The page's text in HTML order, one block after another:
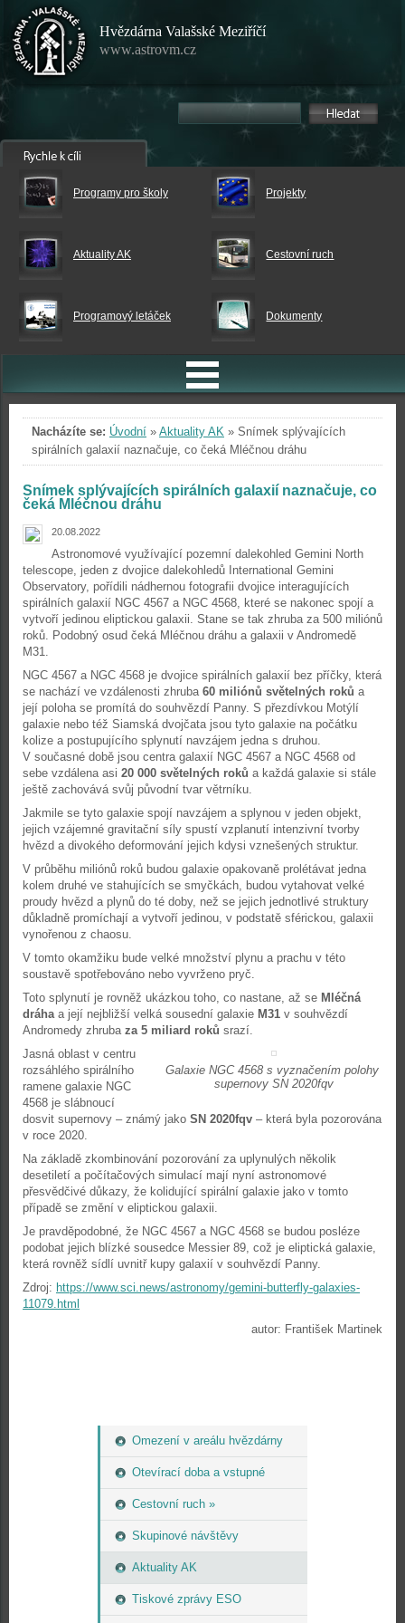
Hvězdárna Valašské Meziříčí
www.astrovm.cz
Programy pro školy Projekty
Aktuality AK Cestovní ruch
Programový letáček Dokumenty
Omezení v areálu hvězdárny
Otevírací doba a vstupné
Cestovní ruch »
Skupinové návštěvy
Aktuality AK
Tiskové zprávy ESO
Nacházíte se: Úvodní » Aktuality AK » Snímek splývajících
spirálních galaxií naznačuje, co čeká Mléčnou dráhu
Snímek splývajících spirálních galaxií naznačuje, co
čeká Mléčnou dráhu
20.08.2022
Astronomové využívající pozemní dalekohled Gemini North
telescope, jeden z dvojice dalekohledů International Gemini
Observatory, pořídili nádhernou fotografii dvojice interagujících
spirálních galaxií NGC 4567 a NGC 4568, které se nakonec spojí a
vytvoří jedinou eliptickou galaxii. Stane se tak zhruba za 500 miliónů
roků. Podobný osud čeká Mléčnou dráhu a galaxii v Andromedě
M31.
NGC 4567 a NGC 4568 je dvojice spirálních galaxií bez příčky, která
se nachází ve vzdálenosti zhruba 60 miliónů světelných roků a
její poloha se promítá do souhvězdí Panny. S přezdívkou Motýlí
galaxie nebo též Siamská dvojčata jsou tyto galaxie na počátku
kolize a postupujícího splynutí navzájem jedna s druhou.
V současné době jsou centra galaxií NGC 4567 a NGC 4568 od
sebe vzdálena asi 20 000 světelných roků a každá galaxie si stále
ještě zachovává svůj původní tvar větrníku.
Jakmile se tyto galaxie spojí navzájem a splynou v jeden objekt,
jejich vzájemné gravitační síly spustí vzplanutí intenzivní tvorby
hvězd a divokého deformování jejich kdysi vznešených struktur.
V průběhu miliónů roků budou galaxie opakovaně prolétávat jedna
kolem druhé ve stahujících se smyčkách, budou vytahovat velké
proudy hvězd a plynů do té doby, než se jejich jednotlivé struktury
důkladně promíchají a vytvoří jedinou, v podstatě sférickou, galaxii
vynořenou z chaosu.
V tomto okamžiku bude velké množství plynu a prachu v této
soustavě spotřebováno nebo vyvrženo pryč.
Toto splynutí je rovněž ukázkou toho, co nastane, až se Mléčná
dráhaa její nejbližší velká sousední galaxie M31 v souhvězdí
Andromedy zhruba za 5 miliard roků srazí.
Galaxie NGC 4568 s vyznačením polohy
supernovy SN 2020fqv
Jasná oblast v centru
rozsáhlého spirálního
ramene galaxie NGC
4568 je slábnoucí
dosvit supernovy – známý jako SN 2020fqv – která byla pozorována
v roce 2020.
Na základě zkombinování pozorování za uplynulých několik
desetiletí a počítačových simulací mají nyní astronomové
přesvědčivé důkazy, že kolidující spirální galaxie jako v tomto
případě se změní v eliptickou galaxii.
Je pravděpodobné, že NGC 4567 a NGC 4568 se budou posléze
podobat jejich blízké sousedce Messier 89, což je eliptická galaxie,
která rovněž sídlí uvnitř kupy galaxií v souhvězdí Panny.
Zdroj: https://www.sci.news/astronomy/gemini-butterfly-galaxies-
11079.html
autor: František Martinek